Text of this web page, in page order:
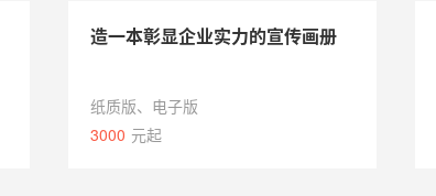
造一本彰显企业实力的宣传画册
纸质版、电子版
3000 元起